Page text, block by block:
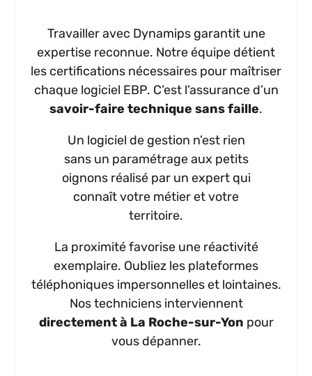
Travailler avec Dynamips garantit une
expertise reconnue. Notre équipe détient
les certifications nécessaires pour maîtriser
chaque logiciel EBP. C’est l’assurance d’un
savoir-faire technique sans faille.
Un logiciel de gestion n’est rien
sans un paramétrage aux petits
oignons réalisé par un expert qui
connaît votre métier et votre
territoire.
La proximité favorise une réactivité
exemplaire. Oubliez les plateformes
téléphoniques impersonnelles et lointaines.
Nos techniciens interviennent
directement à La Roche-sur-Yon pour
vous dépanner.